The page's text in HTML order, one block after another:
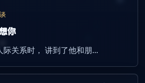
你
关系时， 讲到了他和朋...